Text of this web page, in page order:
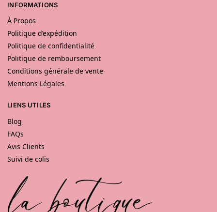
INFORMATIONS
À Propos
Politique d’expédition
Politique de confidentialité
Politique de remboursement
Conditions générale de vente
Mentions Légales
LIENS UTILES
Blog
FAQs
Avis Clients
Suivi de colis